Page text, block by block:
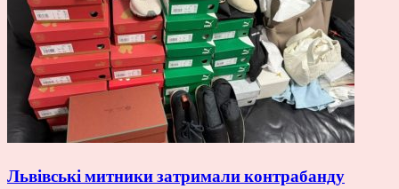
Львівські митники затримали контрабанду